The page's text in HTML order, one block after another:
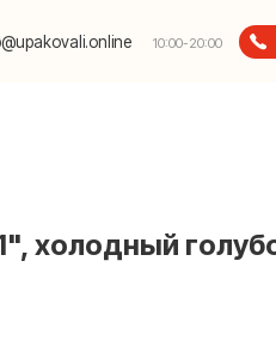
10:00-20:00 Таганская
холодный